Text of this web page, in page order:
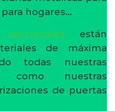
hogares…
están
de máxima
todas nuestras
como nuestras
de puertas